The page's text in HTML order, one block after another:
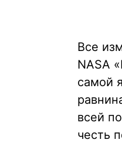
Все
NASA
самой
всей
честь